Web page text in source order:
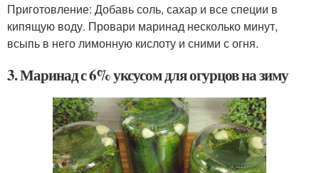
Приготовление: Добавь соль, сахар и все специи в
кипящую воду. Провари маринад несколько минут,
всыпь в него лимонную кислоту и сними с огня.
3. Маринад с 6% уксусом для огурцов на зиму